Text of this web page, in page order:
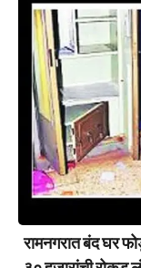
रामनगरात बंद घर